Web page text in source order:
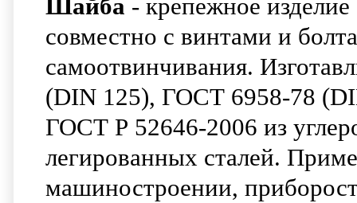
Шайба - крепежное изделие
совместно с винтами и
самоотвинчивания.
(DIN 125), ГОСТ 6958-78
ГОСТ Р 52646-2006 из
легированных сталей.
машиностроении,